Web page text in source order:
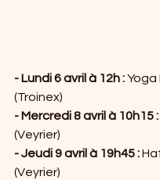
- Lundi 6 avril à 12h : Yoga
(Troinex)
- Mercredi 8 avril à 10h15 :
(Veyrier)
- Jeudi 9 avril à 19h45 :
(Veyrier)